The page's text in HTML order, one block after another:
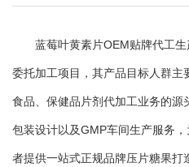
蓝莓叶黄素片OEM贴牌代工生
委托加工项目，其产品目标人群
食品、保健品片剂代加工业务的源
包装设计以及GMP车间生产服务
者提供一站式正规品牌压片糖果打